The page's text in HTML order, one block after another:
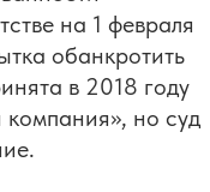
на 1 февраля
обанкротить
в 2018 году
но суд